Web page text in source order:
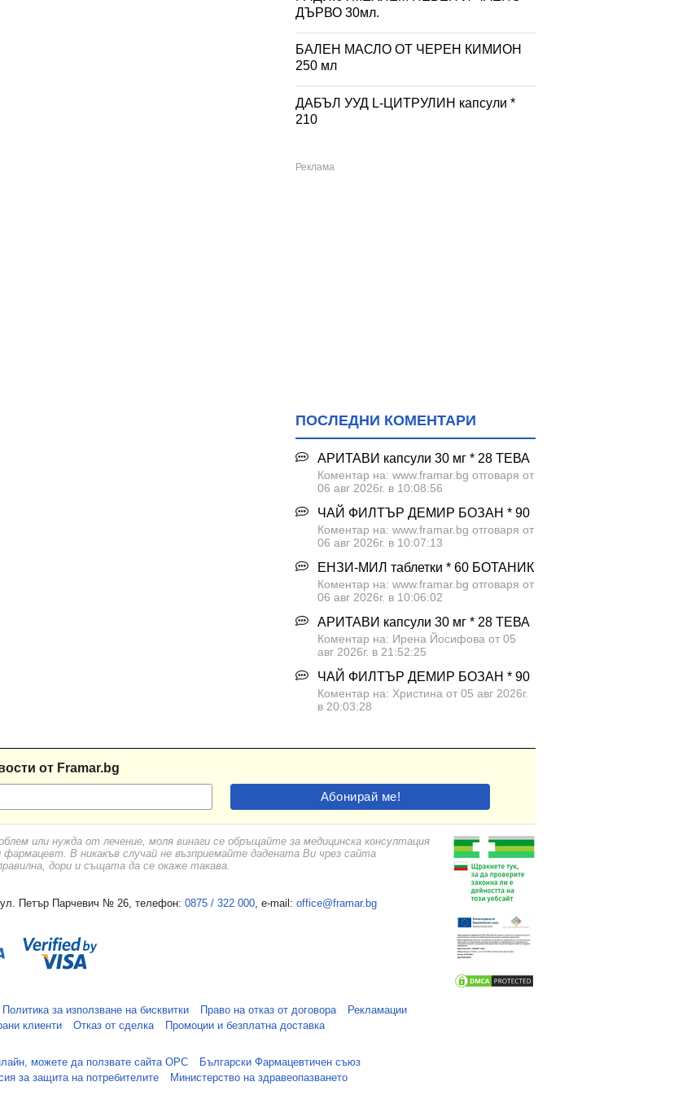
ДЪРВО 30мл.
БАЛЕН МАСЛО ОТ ЧЕРЕН КИМИОН
250 мл
ДАБЪЛ УУД L-ЦИТРУЛИН капсули *
210
ПОСЛЕДНИ КОМЕНТАРИ
АРИТАВИ капсули 30 мг * 28 ТЕВА
Коментар на: www.framar.bg отговаря от
06 авг 2026г. в 10:08:56
ЧАЙ ФИЛТЪР ДЕМИР БОЗАН * 90
Коментар на: www.framar.bg отговаря от
06 авг 2026г. в 10:07:13
ЕНЗИ-МИЛ таблетки * 60 БОТАНИК
Коментар на: www.framar.bg отговаря от
06 авг 2026г. в 10:06:02
АРИТАВИ капсули 30 мг * 28 ТЕВА
Коментар на: Ирена Йосифова от 05
авг 2026г. в 21:52:25
ЧАЙ ФИЛТЪР ДЕМИР БОЗАН * 90
Коментар на: Христина от 05 авг 2026г.
в 20:03:28
от Framar.bg
или нужда от лечение, моля винаги се обръщайте за медицинска консултация
фармацевт. В никакъв случай не възприемайте дадената Ви чрез сайта
дори и същата да се окаже такава.
Петър Парчевич № 26, телефон: 0875 / 322 000, e-mail: office@framar.bg
Политика за използване на бисквитки Право на отказ от договора
Рекламации
клиенти Отказ от сделка
Промоции и безплатна доставка
можете да ползвате сайта ОРС
Български Фармацевтичен съюз
за защита на потребителите Министерство на здравеопазването